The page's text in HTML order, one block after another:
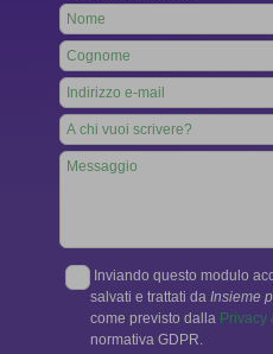
Leave
this
field
blank
Inviando questo modulo
salvati e trattati da Insieme
come previsto dalla Privacy
normativa GDPR.